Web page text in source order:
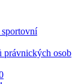
právnických osob